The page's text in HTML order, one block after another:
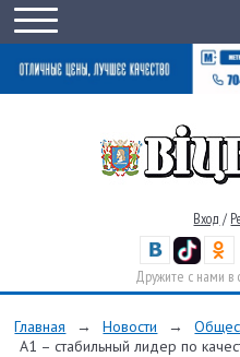
Вход /
Дружите с нами в
Главная → Новости →
А1 – стабильный лидер по